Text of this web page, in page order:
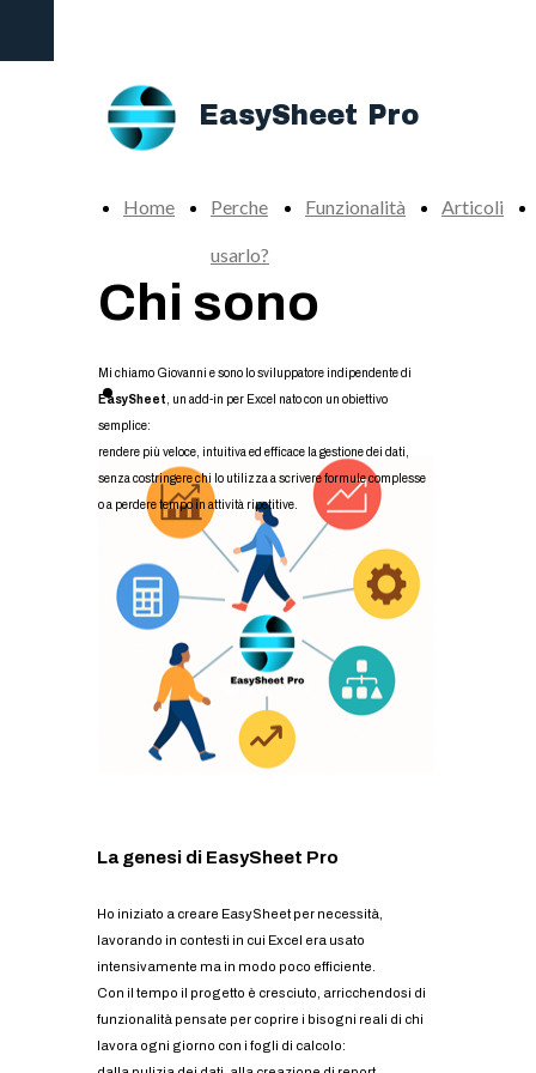
EasySheet Pro
Home Perche
usarlo?
Funzionalità Articoli
Chi sono
Mi chiamo Giovanni e sono lo sviluppatore indipendente di
EasySheet , un add-in per Excel nato con un obiettivo
semplice:
rendere più veloce, intuitiva ed efficace la gestione dei dati,
senza costringere chi lo utilizza a scrivere formule complesse
o a perdere tempo in attività ripetitive.
La genesi di EasySheet Pro
Ho iniziato a creare EasySheet per necessità,
lavorando in contesti in cui Excel era usato
intensivamente ma in modo poco efficiente.
Con il tempo il progetto è cresciuto, arricchendosi di
funzionalità pensate per coprire i bisogni reali di chi
lavora ogni giorno con i fogli di calcolo:
Scarica Gratis
EasySheet Pro